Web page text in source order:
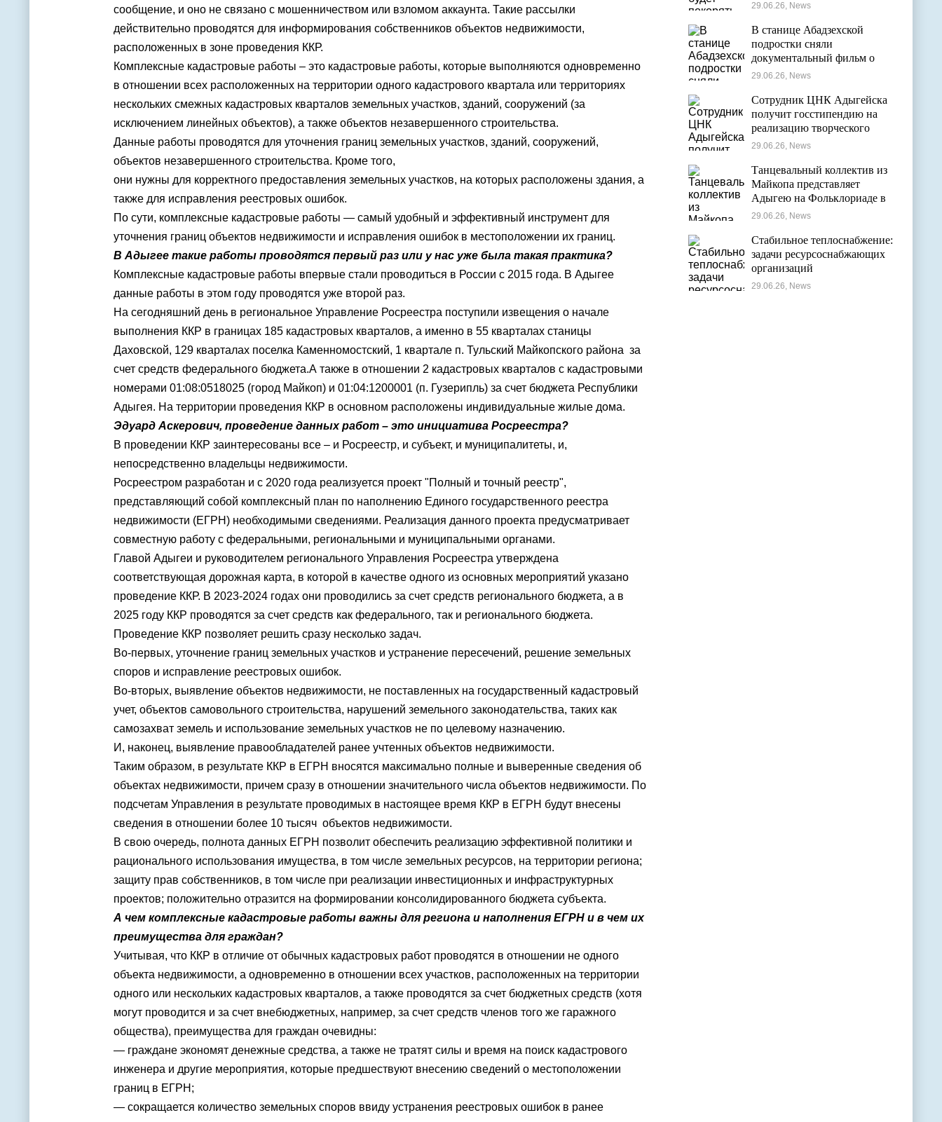
сообщение, и оно не связано с мошенничеством или взломом аккаунта. Такие рассылки
действительно проводятся для информирования собственников объектов недвижимости,
расположенных в зоне проведения ККР.
Комплексные кадастровые работы – это кадастровые работы, которые выполняются одновременно
в отношении всех расположенных на территории одного кадастрового квартала или территориях
нескольких смежных кадастровых кварталов земельных участков, зданий, сооружений (за
исключением линейных объектов), а также объектов незавершенного строительства.
Данные работы проводятся для уточнения границ земельных участков, зданий, сооружений,
объектов незавершенного строительства. Кроме того,
они нужны для корректного предоставления земельных участков, на которых расположены здания, а
также для исправления реестровых ошибок.
По сути, комплексные кадастровые работы — самый удобный и эффективный инструмент для
уточнения границ объектов недвижимости и исправления ошибок в местоположении их границ.
В Адыгее такие работы проводятся первый раз или у нас уже была такая практика?
Комплексные кадастровые работы впервые стали проводиться в России с 2015 года. В Адыгее
данные работы в этом году проводятся уже второй раз.
На сегодняшний день в региональное Управление Росреестра поступили извещения о начале
выполнения ККР в границах 185 кадастровых кварталов, а именно в 55 кварталах станицы
Даховской, 129 кварталах поселка Каменномостский, 1 квартале п. Тульский Майкопского района за
счет средств федерального бюджета.А также в отношении 2 кадастровых кварталов с кадастровыми
номерами 01:08:0518025 (город Майкоп) и 01:04:1200001 (п. Гузерипль) за счет бюджета Республики
Адыгея. На территории проведения ККР в основном расположены индивидуальные жилые дома.
Эдуард Аскерович, проведение данных работ – это инициатива Росреестра?
В проведении ККР заинтересованы все – и Росреестр, и субъект, и муниципалитеты, и,
непосредственно владельцы недвижимости.
Росреестром разработан и с 2020 года реализуется проект "Полный и точный реестр",
представляющий собой комплексный план по наполнению Единого государственного реестра
недвижимости (ЕГРН) необходимыми сведениями. Реализация данного проекта предусматривает
совместную работу с федеральными, региональными и муниципальными органами.
Главой Адыгеи и руководителем регионального Управления Росреестра утверждена
соответствующая дорожная карта, в которой в качестве одного из основных мероприятий указано
проведение ККР. В 2023-2024 годах они проводились за счет средств регионального бюджета, а в
2025 году ККР проводятся за счет средств как федерального, так и регионального бюджета.
Проведение ККР позволяет решить сразу несколько задач.
Во-первых, уточнение границ земельных участков и устранение пересечений, решение земельных
споров и исправление реестровых ошибок.
Во-вторых, выявление объектов недвижимости, не поставленных на государственный кадастровый
учет, объектов самовольного строительства, нарушений земельного законодательства, таких как
самозахват земель и использование земельных участков не по целевому назначению.
И, наконец, выявление правообладателей ранее учтенных объектов недвижимости.
Таким образом, в результате ККР в ЕГРН вносятся максимально полные и выверенные сведения об
объектах недвижимости, причем сразу в отношении значительного числа объектов недвижимости. По
подсчетам Управления в результате проводимых в настоящее время ККР в ЕГРН будут внесены
сведения в отношении более 10 тысяч объектов недвижимости.
В свою очередь, полнота данных ЕГРН позволит обеспечить реализацию эффективной политики и
рационального использования имущества, в том числе земельных ресурсов, на территории региона;
защиту прав собственников, в том числе при реализации инвестиционных и инфраструктурных
проектов; положительно отразится на формировании консолидированного бюджета субъекта.
А чем комплексные кадастровые работы важны для региона и наполнения ЕГРН и в чем их
преимущества для граждан?
Учитывая, что ККР в отличие от обычных кадастровых работ проводятся в отношении не одного
объекта недвижимости, а одновременно в отношении всех участков, расположенных на территории
одного или нескольких кадастровых кварталов, а также проводятся за счет бюджетных средств (хотя
могут проводится и за счет внебюджетных, например, за счет средств членов того же гаражного
общества), преимущества для граждан очевидны:
— граждане экономят денежные средства, а также не тратят силы и время на поиск кадастрового
инженера и другие мероприятия, которые предшествуют внесению сведений о местоположении
границ в ЕГРН;
— сокращается количество земельных споров ввиду устранения реестровых ошибок в ранее
29.06.26, News
В станице Абадзехской
подростки сняли
документальный фильм о
цирковой студии
29.06.26, News
Сотрудник ЦНК Адыгейска
получит госстипендию на
реализацию творческого
проекта в области
29.06.26, News
Танцевальный коллектив из
Майкопа представляет
Адыгею на Фольклориаде в
Уфе
29.06.26, News
Стабильное теплоснабжение:
задачи ресурсоснабжающих
организаций
29.06.26, News